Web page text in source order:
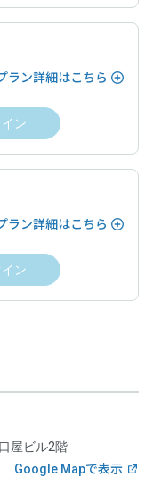
ラン詳細はこちら
ン
ラン詳細はこちら
ン
屋ビル2階
Google Mapで表示